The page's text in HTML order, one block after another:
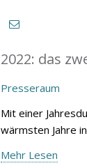
2022: das
Presseraum
Mit einer
wärmsten Jahre
Mehr Lesen